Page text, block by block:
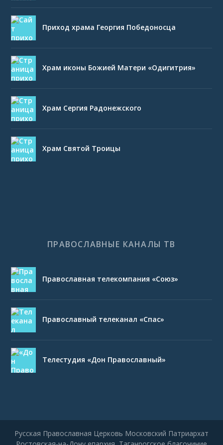
Приход храма Георгия Победоносца
Храм иконы Божией Матери «Одигитрия»
Храм Сергия Радонежского
Храм Святой Троицы
ПРАВОСЛАВНЫЕ КАНАЛЫ ТВ
Православная телекомпания «Союз»
Православный телеканал «Спас»
Телестудия «Дон Православный»
Русская Православная Церковь Московский Патриархат